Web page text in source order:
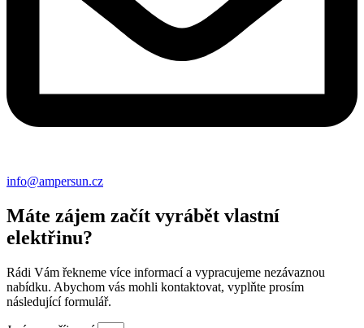
info@ampersun.cz
Máte zájem začít vyrábět vlastní
elektřinu?
Rádi Vám řekneme více informací a vypracujeme nezávaznou
nabídku. Abychom vás mohli kontaktovat, vyplňte prosím
následující formulář.